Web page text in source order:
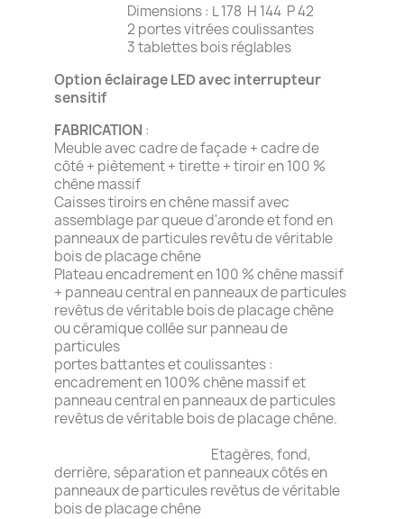
Dimensions : L 178 H 144 P 42
2 portes vitrées coulissantes
3 tablettes bois réglables
Option éclairage LED avec interrupteur
sensitif
FABRICATION :
Meuble avec cadre de façade + cadre de
côté + piètement + tirette + tiroir en 100 %
chêne massif
Caisses tiroirs en chêne massif avec
assemblage par queue d'aronde et fond en
panneaux de particules revêtu de véritable
bois de placage chêne
Plateau encadrement en 100 % chêne massif
+ panneau central en panneaux de particules
revêtus de véritable bois de placage chêne
ou céramique collée sur panneau de
particules
portes battantes et coulissantes :
encadrement en 100% chêne massif et
panneau central en panneaux de particules
revêtus de véritable bois de placage chêne.
Etagères, fond,
derrière, séparation et panneaux côtés en
panneaux de particules revêtus de véritable
bois de placage chêne